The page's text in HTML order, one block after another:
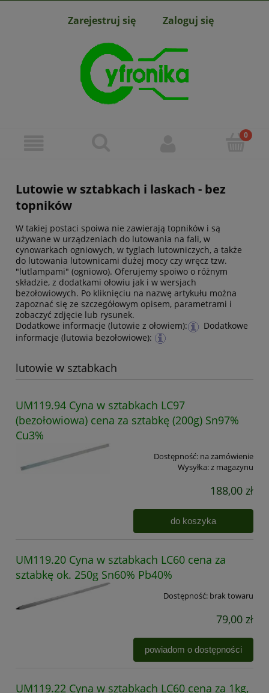
Zarejestruj się Zaloguj się
Lutowie w sztabkach i laskach - bez
topników
W takiej postaci spoiwa nie zawierają topników i są
używane w urządzeniach do lutowania na fali, w
cynowarkach ogniowych, w tyglach lutowniczych, a także
do lutowania lutownicami dużej mocy czy wręcz tzw.
"lutlampami" (ogniowo). Oferujemy spoiwo o różnym
składzie, z dodatkami ołowiu jak i w wersjach
bezołowiowych. Po kliknięciu na nazwę artykułu można
zapoznać się ze szczegółowym opisem, parametrami i
zobaczyć zdjęcie lub rysunek.
Dodatkowe informacje (lutowie z ołowiem):
Dodatkowe
informacje (lutowia bezołowiowe):
lutowie w sztabkach
UM119.94 Cyna w sztabkach LC97
(bezołowiowa) cena za sztabkę (200g) Sn97%
Cu3%
Dostępność: na zamówienie
Wysyłka:z magazynu
188,00 zł
do koszyka
UM119.20 Cyna w sztabkach LC60 cena za
sztabkę ok. 250g Sn60% Pb40%
Dostępność: brak towaru
79,00 zł
powiadom o dostępności
UM119.22 Cyna w sztabkach LC60 cena za 1kg,